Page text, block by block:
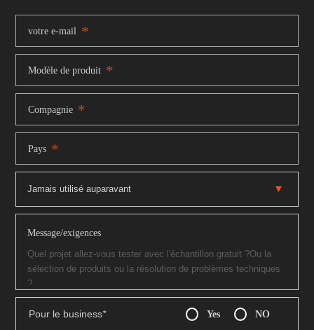
votre e-mail *
Modèle de produit *
Compagnie *
Pays *
Message/exigences
Pour le business* Yes NO